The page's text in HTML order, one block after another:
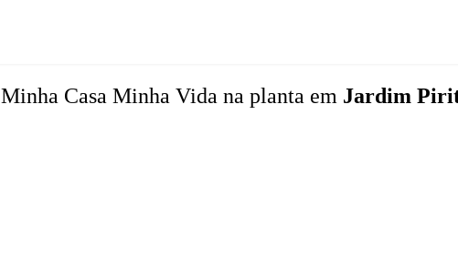
Minha Casa Minha Vida na planta em Jardim